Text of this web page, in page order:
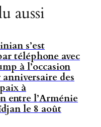
aussi
s’est
téléphone avec
à l’occasion
des
à
entre l’Arménie
le 8 août